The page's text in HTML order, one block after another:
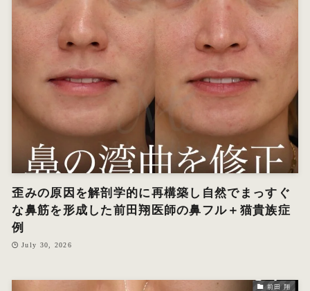
歪みの原因を解剖学的に再構築し自然でまっすぐ
な鼻筋を形成した前田翔医師の鼻フル＋猫貴族症
例
July 30, 2026
前田 翔